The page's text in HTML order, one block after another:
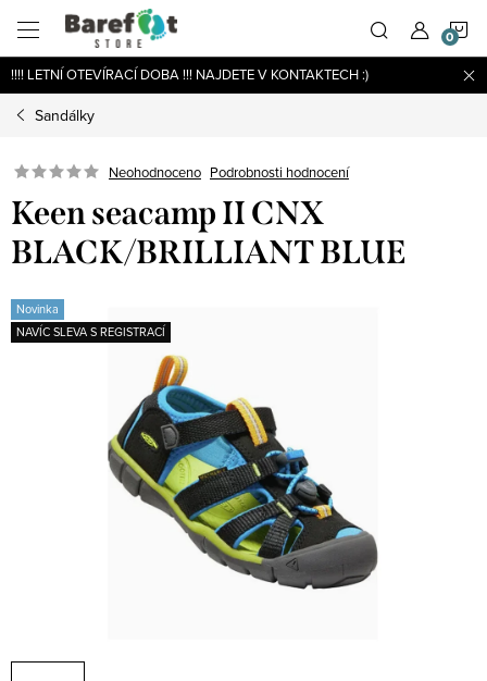
obsah
!!!! LETNÍ OTEVÍRACÍ DOBA !!! NAJDETE V KONTAKTECH :)
Sandálky
Neohodnoceno Podrobnosti hodnocení
Keen seacamp II CNX
BLACK/BRILLIANT BLUE
Novinka
NAVÍC SLEVA S REGISTRACÍ